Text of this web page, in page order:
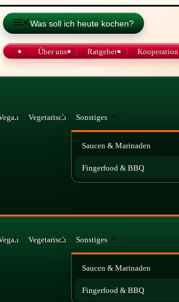
Was soll ich heute kochen?
Über uns Ratgeber Kooperation
Vegetarisch Sonstiges
Saucen & Marinaden
Fingerfood & BBQ
Vegetarisch Sonstiges
Saucen & Marinaden
Fingerfood & BBQ